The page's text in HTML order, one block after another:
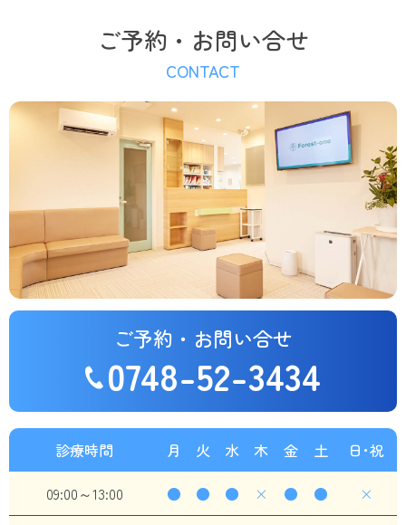
ご予約・お問い合せ
CONTACT
ご予約・お問い合せ
0748-52-3434
診療時間 月 火 水 木 金 土
日･祝
09:00～13:00
● ● ● × ● ● ×